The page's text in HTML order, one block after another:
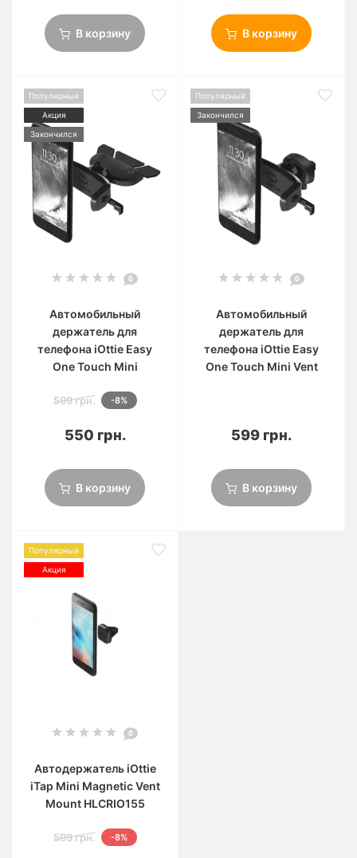
В корзину В корзину
Популярный
Акция
Закончился
0
Автомобильный
держатель для
телефона iOttie Easy
One Touch Mini
599 грн. -8%
550 грн.
В корзину
Популярный
Закончился
0
Автомобильный
держатель для
телефона iOttie Easy
One Touch Mini Vent
599 грн.
В корзину
Популярный
Акция
0
Автодержатель iOttie
iTap Mini Magnetic Vent
Mount HLCRIO155
599 грн. -8%